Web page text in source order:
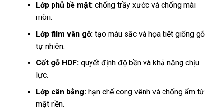
Lớp phủ bề mặt:chống trầy xước và chống mài
mòn.
Lớp film vân gỗ:tạo màu sắc và họa tiết giống gỗ
tự nhiên.
Cốt gỗ HDF:quyết định độ bền và khả năng chịu
lực.
Lớp cân bằng:hạn chế cong vênh và chống ẩm từ
mặt nền.